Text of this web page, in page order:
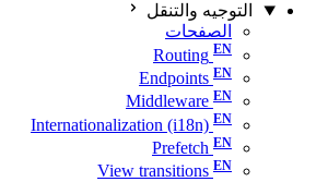
التوجيه والتنقل
الصفحات
Routing
Endpoints
Middleware
Internationalization (i18n)
Prefetch
View transitions